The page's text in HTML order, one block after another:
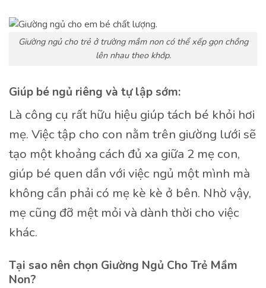
Giường ngủ cho trẻ ở trường mầm non có thể xếp gọn chồng
lên nhau theo khớp.
Giúp bé ngủ riêng và tự lập sớm:
Là công cụ rất hữu hiệu giúp tách bé khỏi hơi
mẹ. Việc tập cho con nằm trên giường lưới sẽ
tạo một khoảng cách đủ xa giữa 2 mẹ con,
giúp bé quen dần với việc ngủ một mình mà
không cần phải có mẹ kè kè ở bên. Nhờ vậy,
mẹ cũng đỡ mệt mỏi và dành thời cho việc
khác.
Tại sao nên chọn Giường Ngủ Cho Trẻ Mầm
Non?